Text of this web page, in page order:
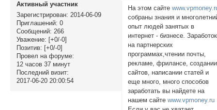
Активный участник
Зарегистрирован: 2014-06-09
Приглашений: 0
Сообщений: 266
Уважение: [+0/-0]
Позитив: [+0/-0]
Провел на форуме:
12 часов 37 минут
Последний визит:
2017-06-20 20:00:54
На этом сайте
собраны знания и
опыт людей занятых в
интернет - бизнесе. Заработок
на партнерских
программах,чтении почты,
рекламе, фрилансе, создании
сайтов, написании статей и
еще много, много способов
заработать вы найдете на
нашем сайтеwww.vpmoney.ru